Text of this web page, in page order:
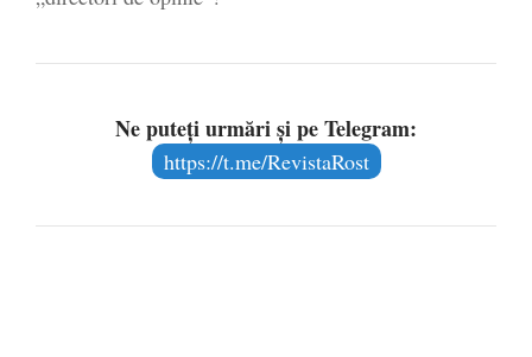
Ne puteți urmări și pe Telegram:
https://t.me/RevistaRost